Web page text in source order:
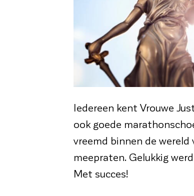
Iedereen kent Vrouwe
ook goede
vreemd binnen de
meepraten. Gelukkig
Met succes!